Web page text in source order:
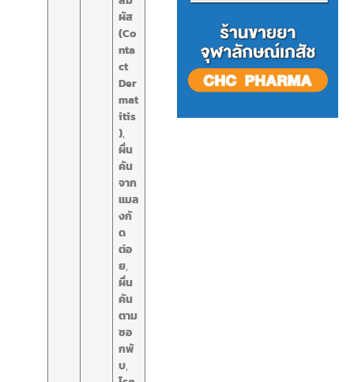
ผัส
(Co
nta
ct
Der
mat
itis
),
ผื่น
คัน
จาก
แมล
งกั
ด
ต่อ
ย,
ผื่น
คัน
ตาม
ซอ
กพั
บ,